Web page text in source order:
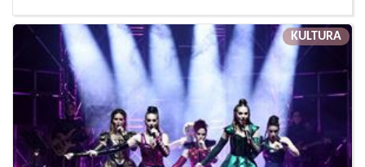
KULTURA